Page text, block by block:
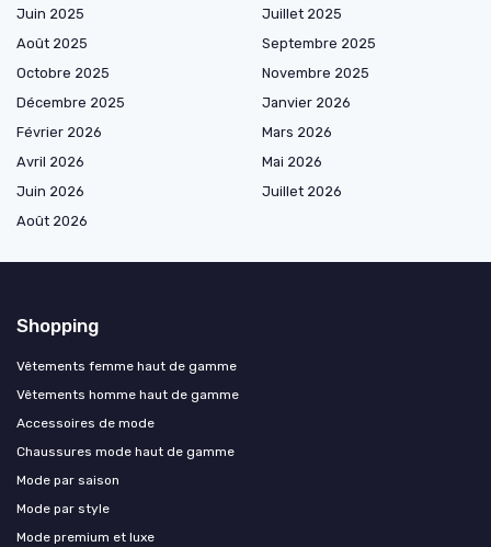
Juin 2025
Juillet 2025
Août 2025
Septembre 2025
Octobre 2025
Novembre 2025
Décembre 2025
Janvier 2026
Février 2026
Mars 2026
Avril 2026
Mai 2026
Juin 2026
Juillet 2026
Août 2026
Shopping
Vêtements femme haut de gamme
Vêtements homme haut de gamme
Accessoires de mode
Chaussures mode haut de gamme
Mode par saison
Mode par style
Mode premium et luxe